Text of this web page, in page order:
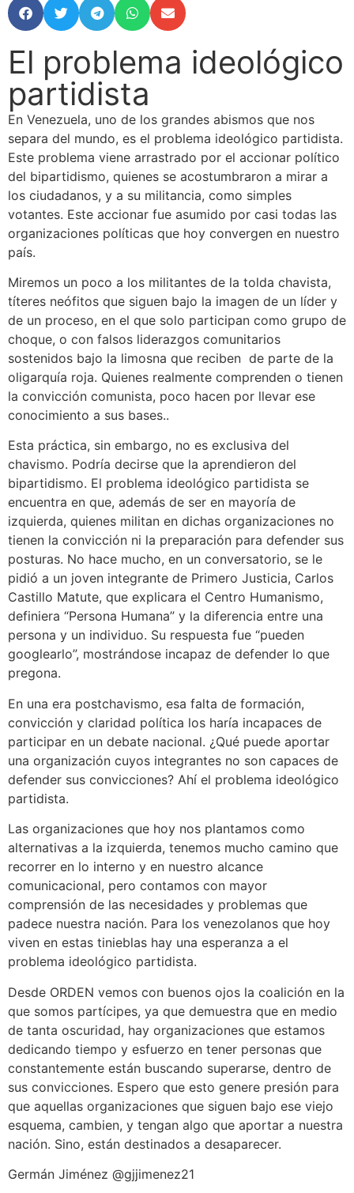
El problema ideológico
partidista
En Venezuela, uno de los grandes abismos que nos
separa del mundo, es el problema ideológico partidista.
Este problema viene arrastrado por el accionar político
del bipartidismo, quienes se acostumbraron a mirar a
los ciudadanos, y a su militancia, como simples
votantes. Este accionar fue asumido por casi todas las
organizaciones políticas que hoy convergen en nuestro
país.
Miremos un poco a los militantes de la tolda chavista,
títeres neófitos que siguen bajo la imagen de un líder y
de un proceso, en el que solo participan como grupo de
choque, o con falsos liderazgos comunitarios
sostenidos bajo la limosna que reciben de parte de la
oligarquía roja. Quienes realmente comprenden o tienen
la convicción comunista, poco hacen por llevar ese
conocimiento a sus bases..
Esta práctica, sin embargo, no es exclusiva del
chavismo. Podría decirse que la aprendieron del
bipartidismo. El problema ideológico partidista se
encuentra en que, además de ser en mayoría de
izquierda, quienes militan en dichas organizaciones no
tienen la convicción ni la preparación para defender sus
posturas. No hace mucho, en un conversatorio, se le
pidió a un joven integrante de Primero Justicia, Carlos
Castillo Matute, que explicara el Centro Humanismo,
definiera “Persona Humana” y la diferencia entre una
persona y un individuo. Su respuesta fue “pueden
googlearlo”, mostrándose incapaz de defender lo que
pregona.
En una era postchavismo, esa falta de formación,
convicción y claridad política los haría incapaces de
participar en un debate nacional. ¿Qué puede aportar
una organización cuyos integrantes no son capaces de
defender sus convicciones? Ahí el problema ideológico
partidista.
Las organizaciones que hoy nos plantamos como
alternativas a la izquierda, tenemos mucho camino que
recorrer en lo interno y en nuestro alcance
comunicacional, pero contamos con mayor
comprensión de las necesidades y problemas que
padece nuestra nación. Para los venezolanos que hoy
viven en estas tinieblas hay una esperanza a el
problema ideológico partidista.
Desde ORDEN vemos con buenos ojos la coalición en la
que somos partícipes, ya que demuestra que en medio
de tanta oscuridad, hay organizaciones que estamos
dedicando tiempo y esfuerzo en tener personas que
constantemente están buscando superarse, dentro de
sus convicciones. Espero que esto genere presión para
que aquellas organizaciones que siguen bajo ese viejo
esquema, cambien, y tengan algo que aportar a nuestra
nación. Sino, están destinados a desaparecer.
Germán Jiménez @gjjimenez21